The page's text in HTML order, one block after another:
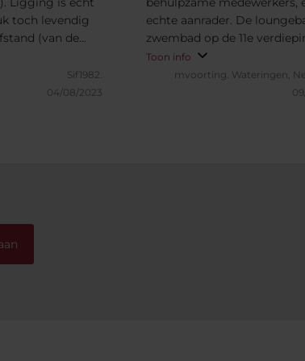
toch levendig
(van de
metro etc).
wat karig maar
een
Sif1982.
04/08/2023
echte aanrader. De
zwembad op de 11e
waren onwijs gezellig, en het
ontbijt was zo uitgebreid
de hele dag van zou kunnen
Toon info
mvoorting. Wateringen,